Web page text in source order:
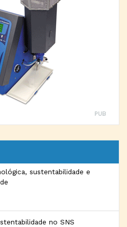
PUB
sustentabilidade e
no SNS